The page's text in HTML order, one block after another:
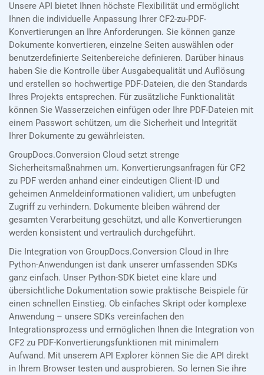
Unsere API bietet Ihnen höchste Flexibilität und ermöglicht
Ihnen die individuelle Anpassung Ihrer CF2-zu-PDF-
Konvertierungen an Ihre Anforderungen. Sie können ganze
Dokumente konvertieren, einzelne Seiten auswählen oder
benutzerdefinierte Seitenbereiche definieren. Darüber hinaus
haben Sie die Kontrolle über Ausgabequalität und Auflösung
und erstellen so hochwertige PDF-Dateien, die den Standards
Ihres Projekts entsprechen. Für zusätzliche Funktionalität
können Sie Wasserzeichen einfügen oder Ihre PDF-Dateien mit
einem Passwort schützen, um die Sicherheit und Integrität
Ihrer Dokumente zu gewährleisten.
GroupDocs.Conversion Cloud setzt strenge
Sicherheitsmaßnahmen um. Konvertierungsanfragen für CF2
zu PDF werden anhand einer eindeutigen Client-ID und
geheimen Anmeldeinformationen validiert, um unbefugten
Zugriff zu verhindern. Dokumente bleiben während der
gesamten Verarbeitung geschützt, und alle Konvertierungen
werden konsistent und vertraulich durchgeführt.
Die Integration von GroupDocs.Conversion Cloud in Ihre
Python-Anwendungen ist dank unserer umfassenden SDKs
ganz einfach. Unser Python-SDK bietet eine klare und
übersichtliche Dokumentation sowie praktische Beispiele für
einen schnellen Einstieg. Ob einfaches Skript oder komplexe
Anwendung – unsere SDKs vereinfachen den
Integrationsprozess und ermöglichen Ihnen die Integration von
CF2 zu PDF-Konvertierungsfunktionen mit minimalem
Aufwand. Mit unserem API Explorer können Sie die API direkt
in Ihrem Browser testen und ausprobieren. So lernen Sie ihre